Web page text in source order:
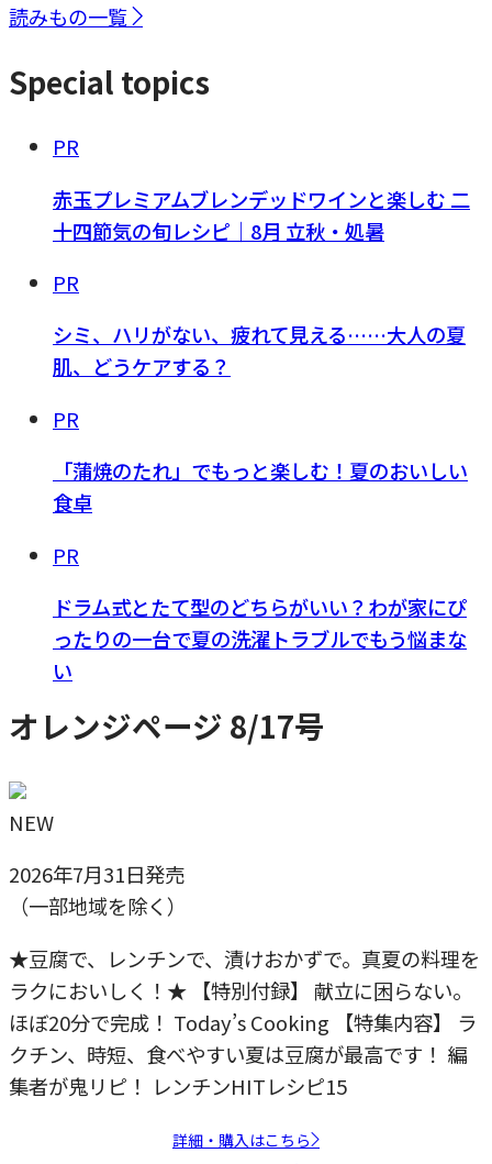
読みもの一覧
Special topics
PR
赤玉プレミアムブレンデッドワインと楽しむ 二
十四節気の旬レシピ｜8月 立秋・処暑
PR
シミ、ハリがない、疲れて見える……大人の夏
肌、どうケアする？
PR
「蒲焼のたれ」でもっと楽しむ！夏のおいしい
食卓
PR
ドラム式とたて型のどちらがいい？わが家にぴ
ったりの一台で夏の洗濯トラブルでもう悩まな
い
オレンジページ 8/17号
NEW
2026年7月31日発売
（一部地域を除く）
★豆腐で、レンチンで、漬けおかずで。真夏の料理を
ラクにおいしく！★ 【特別付録】 献立に困らない。
ほぼ20分で完成！ Today’s Cooking 【特集内容】 ラ
クチン、時短、食べやすい夏は豆腐が最高です！ 編
集者が鬼リピ！ レンチンHITレシピ15
詳細・購入はこちら